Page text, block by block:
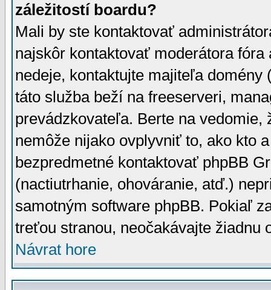
záležitostí boardu?
Mali by ste kontaktovať
najskôr kontaktovať moderátora
nedeje, kontaktujte majiteľa
táto služba beží na freeserveri,
prevádzkovateľa. Berte na
nemôže nijako ovplyvniť to, ako kto
bezpredmetné kontaktovať phpBB
(nactiutrhanie, ohováranie, atď.)
samotným software phpBB. Pokiaľ
treťou stranou, neočakávajte žiadnu
Návrat hore